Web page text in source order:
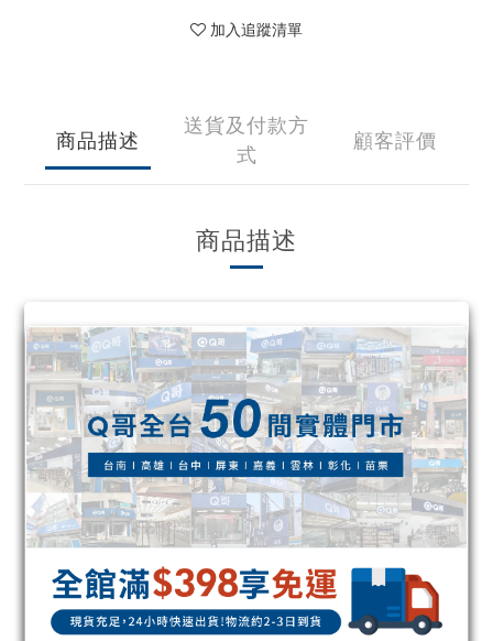
加入追蹤清單
商品描述
送貨及付款方
式
顧客評價
商品描述